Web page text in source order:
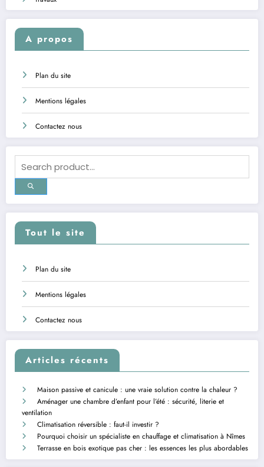
A propos
Plan du site
Mentions légales
Contactez nous
Tout le site
Plan du site
Mentions légales
Contactez nous
Articles récents
Maison passive et canicule : une vraie solution contre la chaleur ?
Aménager une chambre d’enfant pour l’été : sécurité, literie et
ventilation
Climatisation réversible : faut-il investir ?
Pourquoi choisir un spécialiste en chauffage et climatisation à Nîmes
Terrasse en bois exotique pas cher : les essences les plus abordables